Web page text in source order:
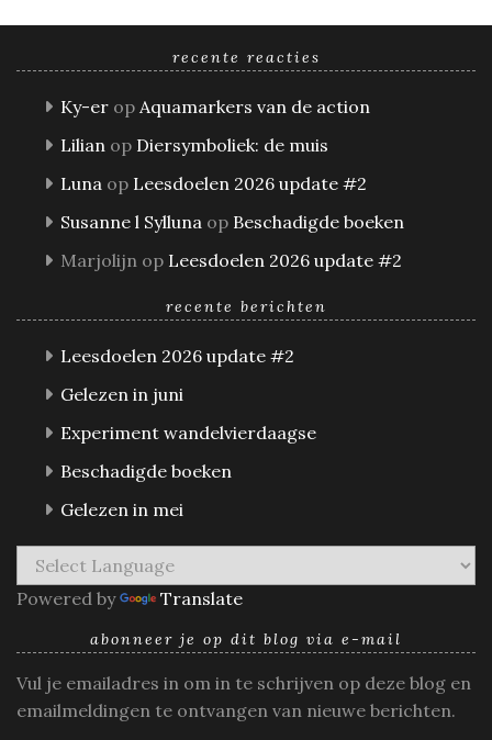
recente reacties
Ky-er op Aquamarkers van de action
Lilian op Diersymboliek: de muis
Luna op Leesdoelen 2026 update #2
Susanne l Sylluna op Beschadigde boeken
Marjolijn op Leesdoelen 2026 update #2
recente berichten
Leesdoelen 2026 update #2
Gelezen in juni
Experiment wandelvierdaagse
Beschadigde boeken
Gelezen in mei
Powered by Translate
abonneer je op dit blog via e-mail
Vul je emailadres in om in te schrijven op deze blog en
emailmeldingen te ontvangen van nieuwe berichten.